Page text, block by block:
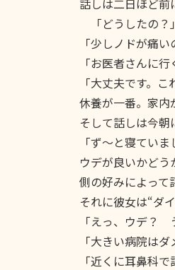
話しは二日ほど前
「どうしたの？
「少しノドが痛
「お医者さんに行
「大丈夫です。こ
休養が一番。家内
そして話しは今朝
「ず〜と寝てい
ウデが良いかど
側の好みによって
それに彼女は“ダ
「えっ、ウデ？
「大きい病院はダ
「近くに耳鼻科